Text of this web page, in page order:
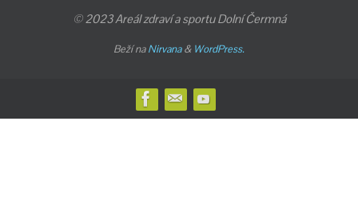
© 2023 Areál zdraví a sportu Dolní Čermná
Beží naNirvana& WordPress.